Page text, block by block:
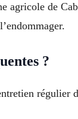
agricole de
?